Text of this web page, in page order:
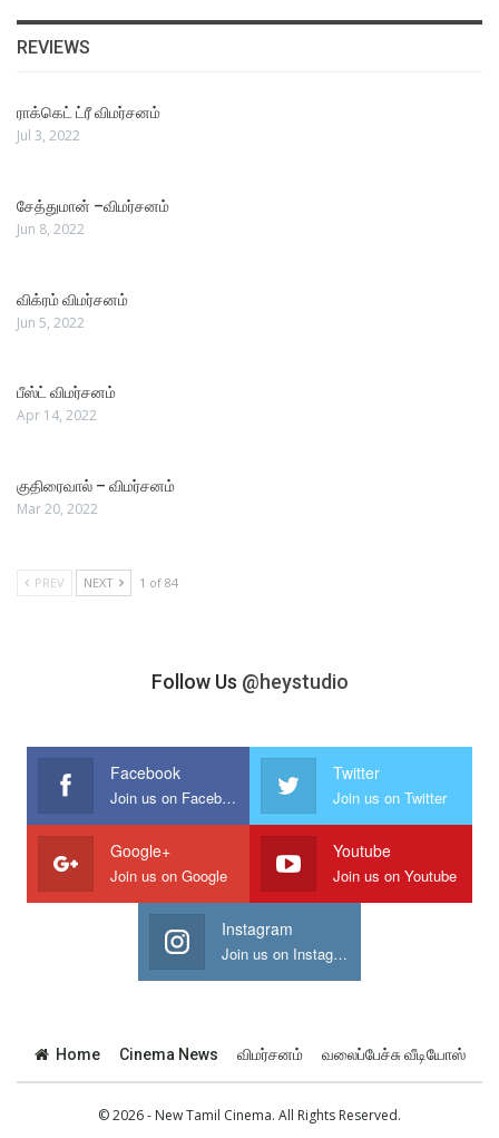
REVIEWS
ராக்கெட் ட்ரீ விமர்சனம்
Jul 3, 2022
சேத்துமான் –விமர்சனம்
Jun 8, 2022
விக்ரம் விமர்சனம்
Jun 5, 2022
பீஸ்ட் விமர்சனம்
Apr 14, 2022
குதிரைவால் – விமர்சனம்
Mar 20, 2022
PREV NEXT 1 of 84
Follow Us @heystudio
Facebook
Join us on Facebook
Twitter
Join us on Twitter
Google+
Join us on Google
Youtube
Join us on Youtube
Instagram
Join us on Instagram
Home Cinema News விமர்சனம் வலைப்பேச்சு வீடியோஸ்
© 2026 - New Tamil Cinema. All Rights Reserved.